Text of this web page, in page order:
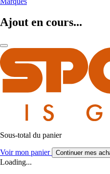
Ajout en cours...
Sous-total du panier
Voir mon panier Continuer mes
Loading...